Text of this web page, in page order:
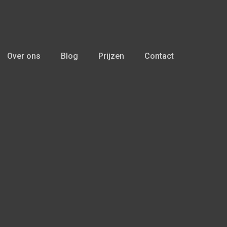
Over ons Blog Prijzen Contact